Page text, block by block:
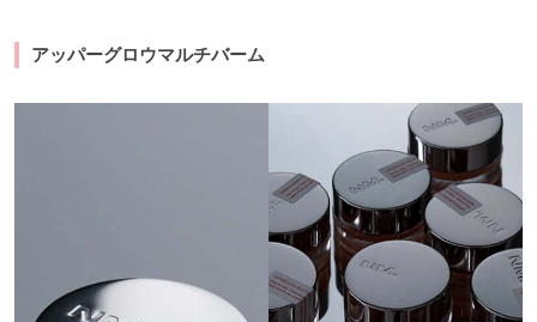
アッパーグロウマルチバーム